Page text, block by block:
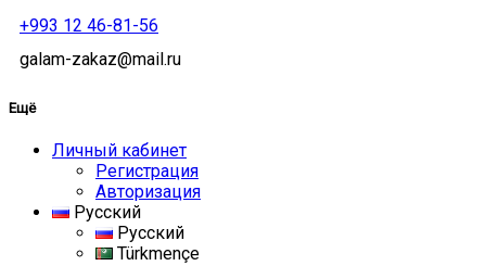
+993 12 46-81-56
galam-zakaz@mail.ru
Ещё
Личный кабинет
Регистрация
Авторизация
Русский
Русский
Türkmençe